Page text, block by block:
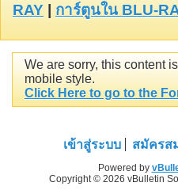
RAY
การ์ตูนใน BLU-
We are sorry, this content
mobile style.
Click Here to go to the
เข้าสู่ระบบ สมัครส
Powered by
Copyright © 2026 vBulletin